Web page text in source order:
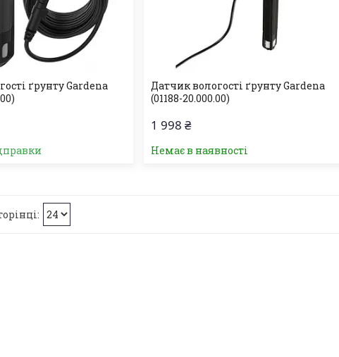
ґрунту Gardena
Датчик вологості ґрунту Gardena
(01188-20.000.00)
1 998 ₴
Немає в наявності